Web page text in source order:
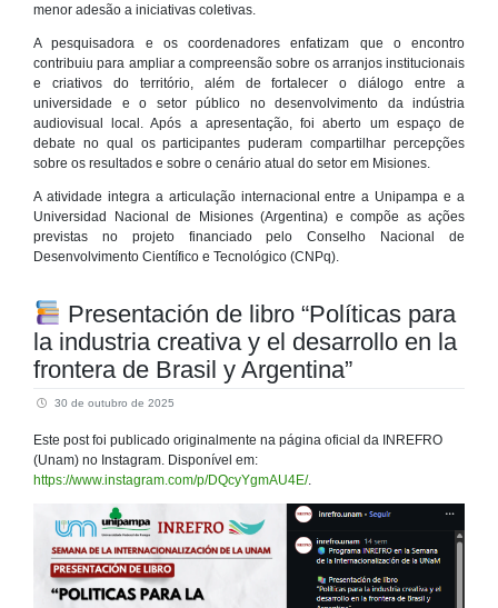
menor adesão a iniciativas coletivas.
A pesquisadora e os coordenadores enfatizam que o encontro
contribuiu para ampliar a compreensão sobre os arranjos institucionais
e criativos do território, além de fortalecer o diálogo entre a
universidade e o setor público no desenvolvimento da indústria
audiovisual local. Após a apresentação, foi aberto um espaço de
debate no qual os participantes puderam compartilhar percepções
sobre os resultados e sobre o cenário atual do setor em Misiones.
A atividade integra a articulação internacional entre a Unipampa e a
Universidad Nacional de Misiones (Argentina) e compõe as ações
previstas no projeto financiado pelo Conselho Nacional de
Desenvolvimento Científico e Tecnológico (CNPq).
Presentación de libro “Políticas para
la industria creativa y el desarrollo en la
frontera de Brasil y Argentina”
30 de outubro de 2025
Este post foi publicado originalmente na página oficial da INREFRO
(Unam) no Instagram. Disponível em:
https://www.instagram.com/p/DQcyYgmAU4E/.